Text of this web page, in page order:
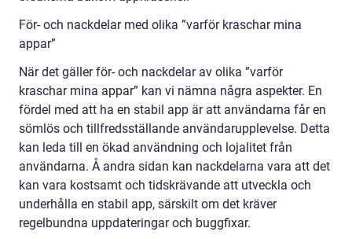
För- och nackdelar med olika ”varför kraschar mina
appar”
När det gäller för- och nackdelar av olika ”varför
kraschar mina appar” kan vi nämna några aspekter. En
fördel med att ha en stabil app är att användarna får en
sömlös och tillfredsställande användarupplevelse. Detta
kan leda till en ökad användning och lojalitet från
användarna. Å andra sidan kan nackdelarna vara att det
kan vara kostsamt och tidskrävande att utveckla och
underhålla en stabil app, särskilt om det kräver
regelbundna uppdateringar och buggfixar.